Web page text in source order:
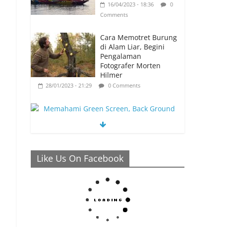
16/04/2023 - 18:36
0
Comments
Cara Memotret Burung
di Alam Liar, Begini
Pengalaman
Fotografer Morten
Hilmer
28/01/2023 - 21:29 0 Comments
Netral yang Bisa Membuat Video Anda
Semakin Menarik
26/01/2023 - 21:04 0 Comments
Ronaldo Istiqomah di
Al Nassr, Bersiap di
Laga Piala Super Arab,
Messi Diprediksi
Like Us On Facebook